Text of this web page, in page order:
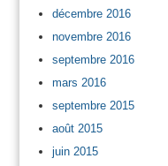
décembre 2016
novembre 2016
septembre 2016
mars 2016
septembre 2015
août 2015
juin 2015